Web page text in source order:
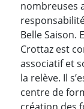
nombreuses
Belle Saison.
Crottaz est
associatif et
la relève. Il
centre de
création des